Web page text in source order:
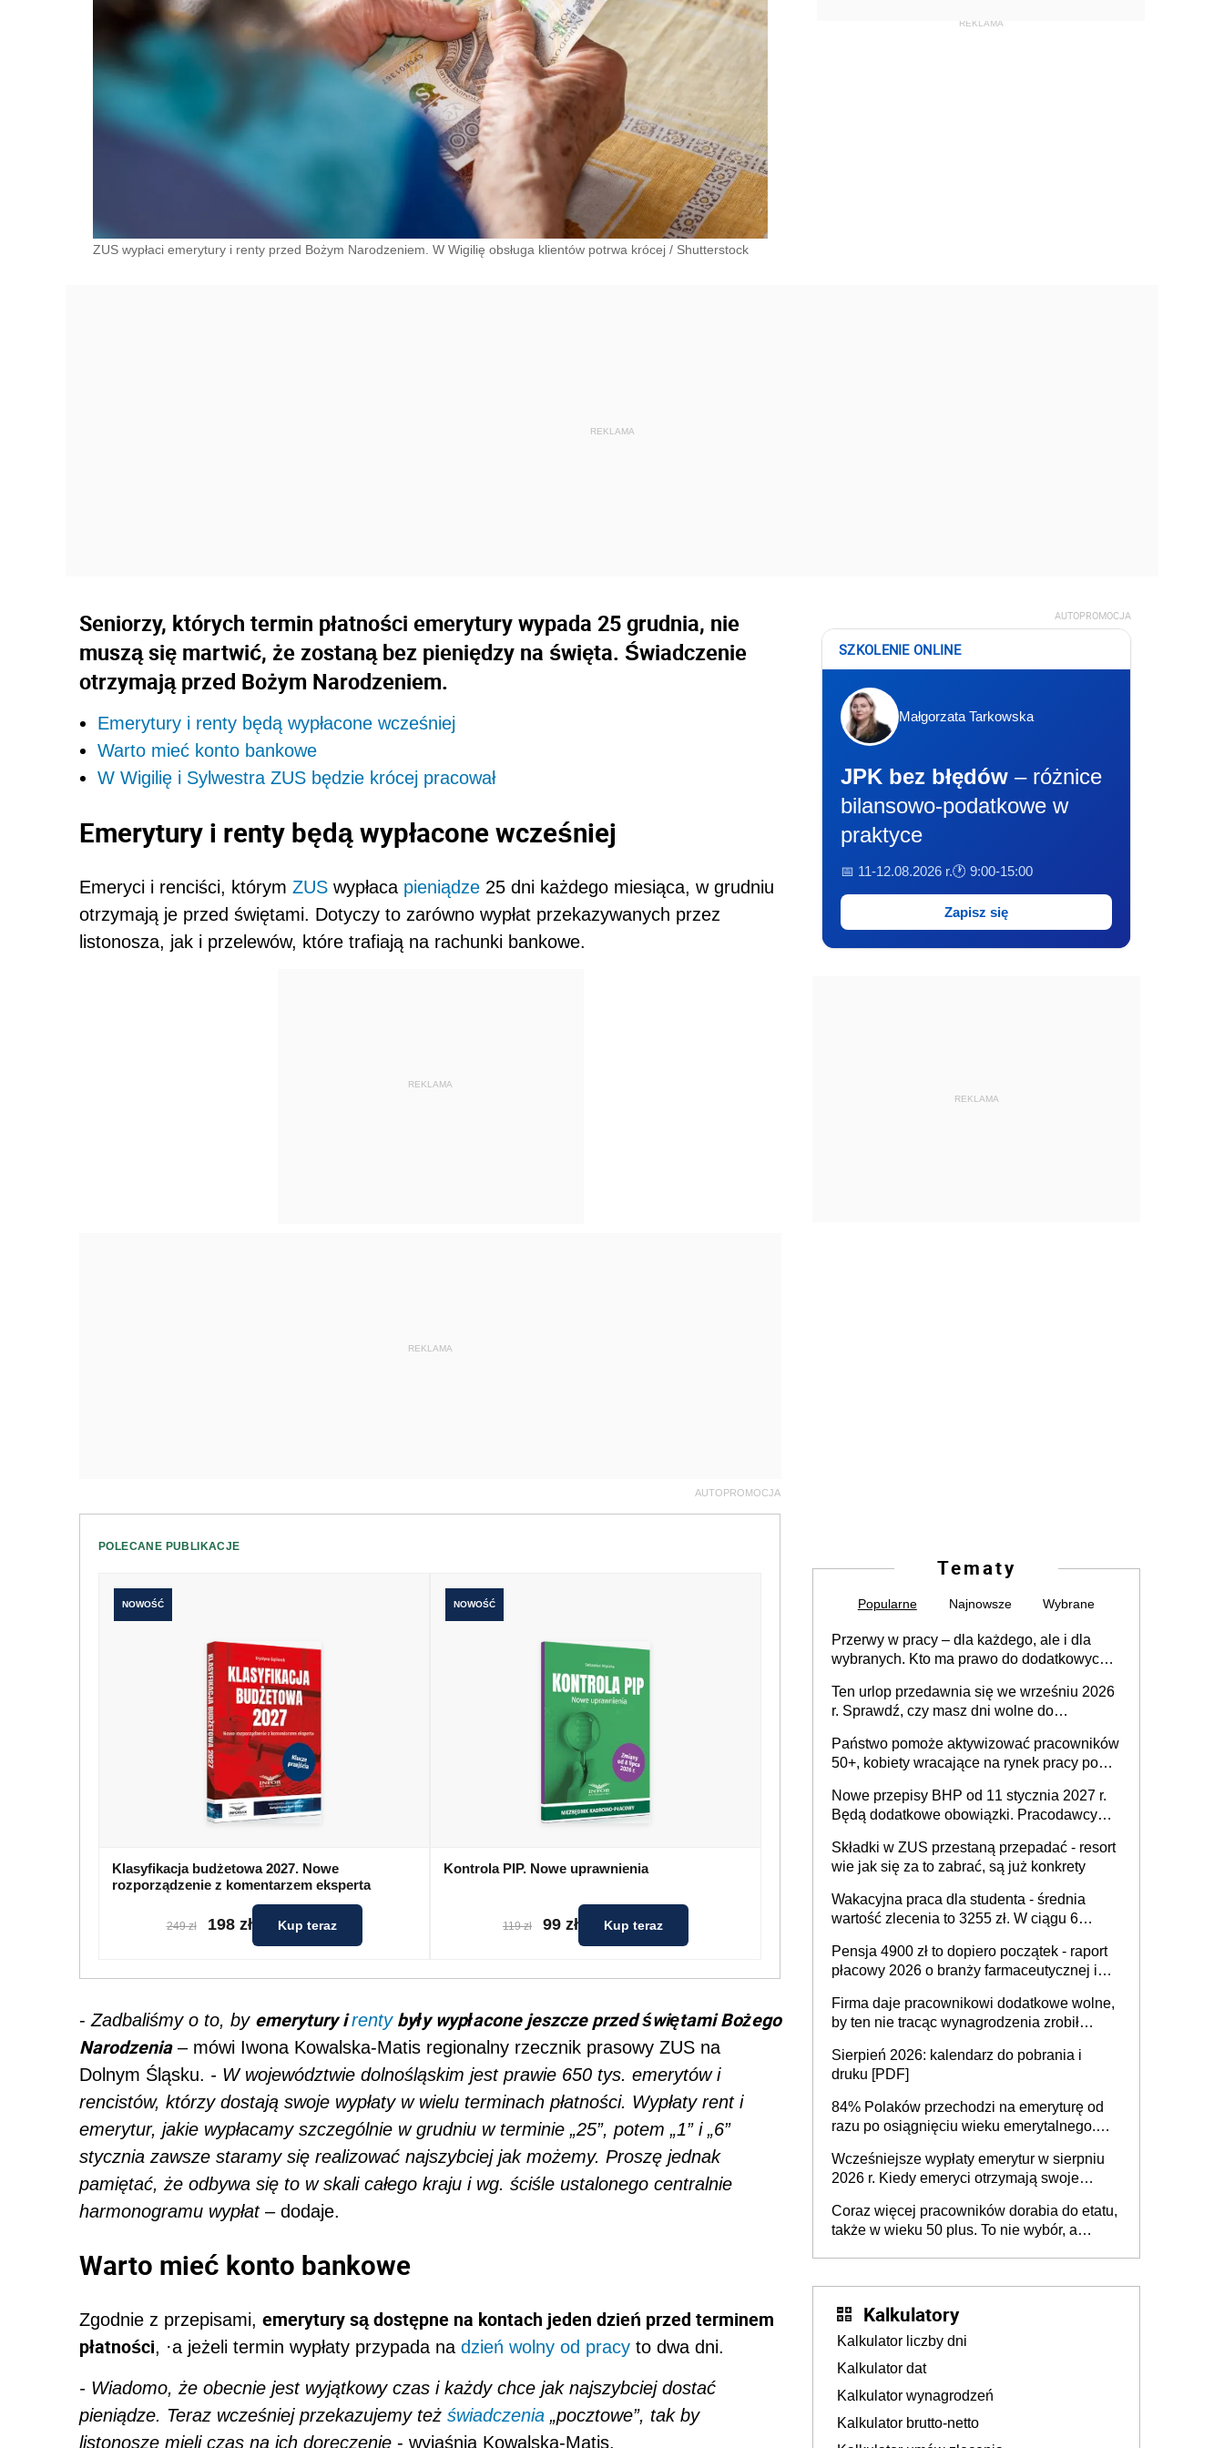
ZUS wypłaci emerytury i renty przed Bożym Narodzeniem. W Wigilię obsługa klientów potrwa krócej / Shutterstock
Seniorzy, których termin płatności emerytury wypada 25 grudnia, nie
muszą się martwić, że zostaną bez pieniędzy na święta. Świadczenie
otrzymają przed Bożym Narodzeniem.
Emerytury i renty będą wypłacone wcześniej
Warto mieć konto bankowe
W Wigilię i Sylwestra ZUS będzie krócej pracował
Emerytury i renty będą wypłacone wcześniej
Emeryci i renciści, którym ZUS wypłaca pieniądze 25 dni każdego miesiąca, w grudniu
otrzymają je przed świętami. Dotyczy to zarówno wypłat przekazywanych przez
listonosza, jak i przelewów, które trafiają na rachunki bankowe.
REKLAMA
REKLAMA
AUTOPROMOCJA
POLECANE PUBLIKACJE
NOWOŚĆ
Klasyfikacja budżetowa 2027. Nowe
rozporządzenie z komentarzem eksperta
249 zł 198 zł Kup teraz
NOWOŚĆ
Kontrola PIP. Nowe uprawnienia
119 zł 99 zł Kup teraz
- Zadbaliśmy o to, by emerytury irentybyły wypłacone jeszcze przed świętami Bożego
Narodzenia– mówi Iwona Kowalska-Matis regionalny rzecznik prasowy ZUS na
Dolnym Śląsku. - W województwie dolnośląskim jest prawie 650 tys. emerytów i
rencistów, którzy dostają swoje wypłaty w wielu terminach płatności. Wypłaty rent i
emerytur, jakie wypłacamy szczególnie w grudniu w terminie „25”, potem „1” i „6”
stycznia zawsze staramy się realizować najszybciej jak możemy. Proszę jednak
pamiętać, że odbywa się to w skali całego kraju i wg. ściśle ustalonego centralnie
harmonogramu wypłat – dodaje.
Warto mieć konto bankowe
Zgodnie z przepisami, emerytury są dostępne na kontach jeden dzień przed terminem
płatności, ·a jeżeli termin wypłaty przypada na dzień wolny od pracy to dwa dni.
- Wiadomo, że obecnie jest wyjątkowy czas i każdy chce jak najszybciej dostać
pieniądze. Teraz wcześniej przekazujemy też świadczenia „pocztowe”, tak by
listonosze mieli czas na ich doręczenie - wyjaśnia Kowalska-Matis.
AUTOPROMOCJA
SZKOLENIE ONLINE
Małgorzata Tarkowska
JPK bez błędów – różnice
bilansowo-podatkowe w
praktyce
📅 11-12.08.2026 r.🕐 9:00-15:00
Zapisz się
REKLAMA
Tematy
Popularne Najnowsze Wybrane
Przerwy w pracy – dla każdego, ale i dla
wybranych. Kto ma prawo do dodatkowych
Ten urlop przedawnia się we wrześniu 2026
r. Sprawdź, czy masz dni wolne do
Państwo pomoże aktywizować pracowników
50+, kobiety wracające na rynek pracy po
osoby neuroatypowe. Powstanie Fundusz
na rzecz Inkluzywności w Zatrudnianiu?
Nowe przepisy BHP od 11 stycznia 2027 r.
Będą dodatkowe obowiązki. Pracodawcy
Składki w ZUS przestaną przepadać - resort
wie jak się za to zabrać, są już konkrety
Wakacyjna praca dla studenta - średnia
wartość zlecenia to 3255 zł. W ciągu 6
ponad 10,7 tys. zł
Pensja 4900 zł to dopiero początek - raport
płacowy 2026 o branży farmaceutycznej i
Firma daje pracownikowi dodatkowe wolne,
by ten nie tracąc wynagrodzenia zrobił
sprawdza
Sierpień 2026: kalendarz do pobrania i
druku [PDF]
84% Polaków przechodzi na emeryturę od
razu po osiągnięciu wieku emerytalnego.
dłużej, ale czy jest w stanie? Pracownicy
45+ to siła napędowa gospodarki
Wcześniejsze wypłaty emerytur w sierpniu
2026 r. Kiedy emeryci otrzymają swoje
Coraz więcej pracowników dorabia do etatu,
także w wieku 50 plus. To nie wybór, a
Kalkulatory
Kalkulator liczby dni
Kalkulator dat
Kalkulator wynagrodzeń
Kalkulator brutto-netto